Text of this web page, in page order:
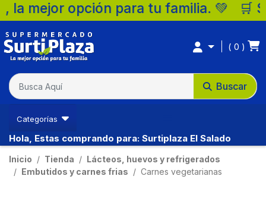
opción para tu familia. 💚 🛒
Buscar
0
Categorías
Hola, Estas comprando para: Surtiplaza El Salado
Inicio Tienda
Lácteos, huevos y refrigerados
Embutidos y carnes frias
Carnes vegetarianas
Ventas Ibague
(57) 3213794333